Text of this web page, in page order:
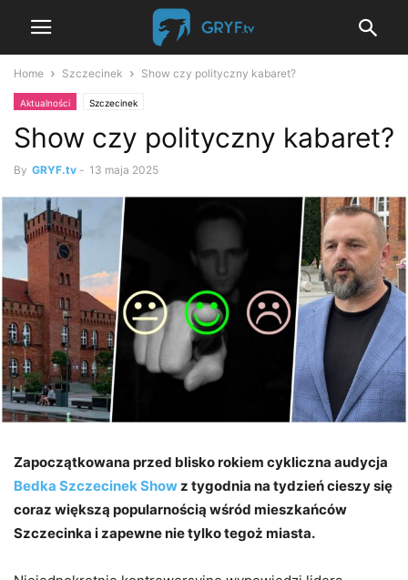
Home Szczecinek Show czy polityczny kabaret?
Aktualności Szczecinek
Show czy polityczny kabaret?
By GRYF.tv - 13 maja 2025
Zapoczątkowana przed blisko rokiem cykliczna audycja
Bedka Szczecinek Showz tygodnia na tydzień cieszy się
coraz większą popularnością wśród mieszkańców
Szczecinka i zapewne nie tylko tegoż miasta.